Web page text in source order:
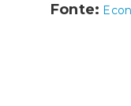
Fonte: